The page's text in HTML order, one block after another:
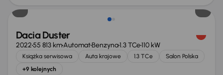
Dacia Duster
202255 813 kmAutomatBenzyna1.3 TCe110 kW
Książka serwisowa Auta krajowe 1.3 TCe
Salon Polska
+9 kolejnych